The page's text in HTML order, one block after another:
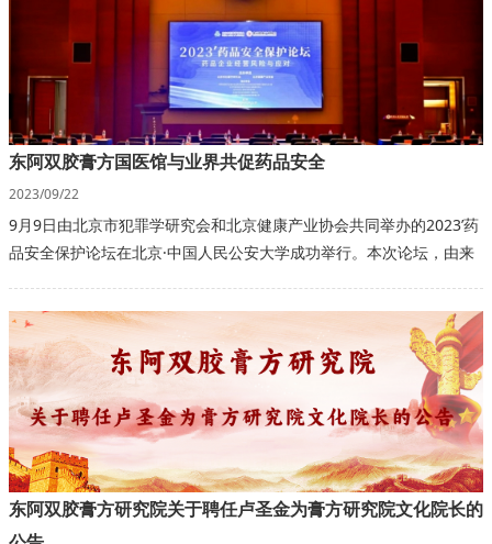
东阿双胶膏方国医馆与业界共促药品安全
2023/09/22
9月9日由北京市犯罪学研究会和北京健康产业协会共同举办的2023’药
品安全保护论坛在北京·中国人民公安大学成功举行。本次论坛，由来
东阿双胶膏方研究院关于聘任卢圣金为膏方研究院文化院长的